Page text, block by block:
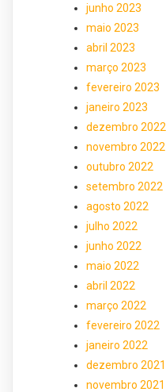
junho 2023
maio 2023
abril 2023
março 2023
fevereiro 2023
janeiro 2023
dezembro 2022
novembro 2022
outubro 2022
setembro 2022
agosto 2022
julho 2022
junho 2022
maio 2022
abril 2022
março 2022
fevereiro 2022
janeiro 2022
dezembro 2021
novembro 2021